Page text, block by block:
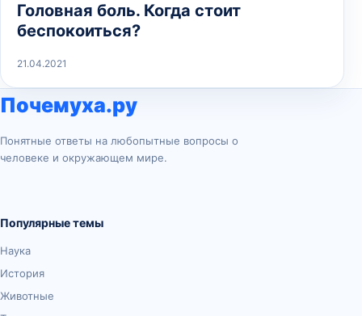
Головная боль. Когда стоит
беспокоиться?
21.04.2021
Почемуха.ру
Понятные ответы на любопытные вопросы о
человеке и окружающем мире.
Популярные темы
Наука
История
Животные